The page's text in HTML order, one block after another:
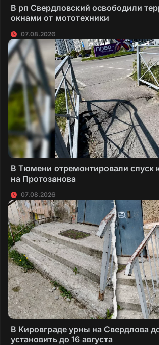
В рп Свердловский освободили
окнами от мототехники
07.08.2026
В Тюмени отремонтировали спуск
на Протозанова
07.08.2026
В Кировграде урны на Свердлова
установить до 16 августа